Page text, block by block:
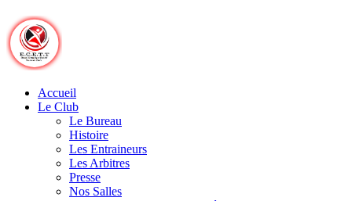
Accueil
Le Club
Le Bureau
Histoire
Les Entraineurs
Les Arbitres
Presse
Nos Salles